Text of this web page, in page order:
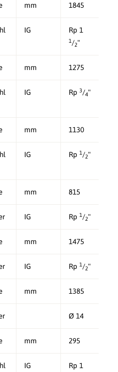
mm 1845
IG Rp 1
1 /2"
mm 1275
IG Rp 3/4"
mm 1130
IG Rp 1 /2"
mm 815
IG Rp 1 /2"
mm 1475
IG Rp 1 /2"
mm 1385
Ø 14
mm 295
IG Rp 1